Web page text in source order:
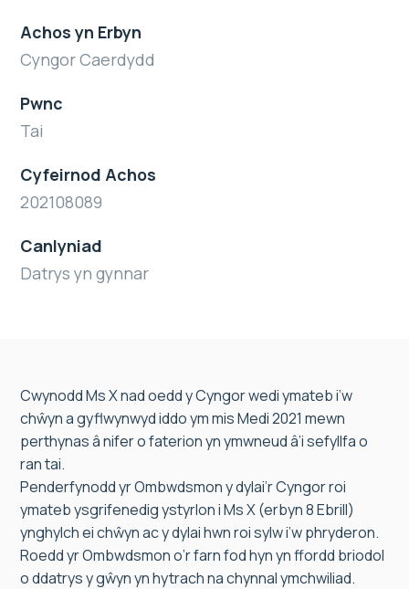
Achos yn Erbyn
Cyngor Caerdydd
Pwnc
Tai
Cyfeirnod Achos
202108089
Canlyniad
Datrys yn gynnar
Cwynodd Ms X nad oedd y Cyngor wedi ymateb i’w
chŵyn a gyflwynwyd iddo ym mis Medi 2021 mewn
perthynas â nifer o faterion yn ymwneud â’i sefyllfa o
ran tai.
Penderfynodd yr Ombwdsmon y dylai’r Cyngor roi
ymateb ysgrifenedig ystyrlon i Ms X (erbyn 8 Ebrill)
ynghylch ei chŵyn ac y dylai hwn roi sylw i’w phryderon.
Roedd yr Ombwdsmon o’r farn fod hyn yn ffordd briodol
o ddatrys y gŵyn yn hytrach na chynnal ymchwiliad.